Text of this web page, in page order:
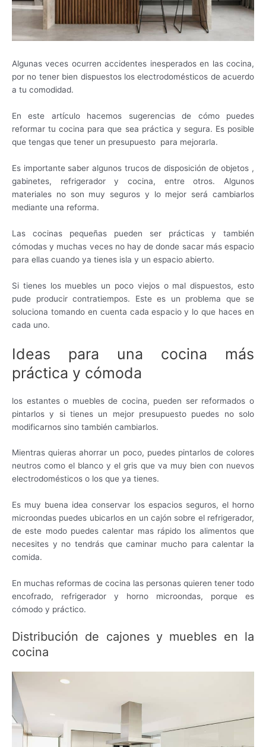
Algunas veces ocurren accidentes inesperados en las cocina,
por no tener bien dispuestos los electrodomésticos de acuerdo
a tu comodidad.
En este artículo hacemos sugerencias de cómo puedes
reformar tu cocina para que sea práctica y segura. Es posible
que tengas que tener un presupuesto para mejorarla.
Es importante saber algunos trucos de disposición de objetos ,
gabinetes, refrigerador y cocina, entre otros. Algunos
materiales no son muy seguros y lo mejor será cambiarlos
mediante una reforma.
Las cocinas pequeñas pueden ser prácticas y también
cómodas y muchas veces no hay de donde sacar más espacio
para ellas cuando ya tienes isla y un espacio abierto.
Si tienes los muebles un poco viejos o mal dispuestos, esto
pude producir contratiempos. Este es un problema que se
soluciona tomando en cuenta cada espacio y lo que haces en
cada uno.
Ideas para una cocina más
práctica y cómoda
los estantes o muebles de cocina, pueden ser reformados o
pintarlos y si tienes un mejor presupuesto puedes no solo
modificarnos sino también cambiarlos.
Mientras quieras ahorrar un poco, puedes pintarlos de colores
neutros como el blanco y el gris que va muy bien con nuevos
electrodomésticos o los que ya tienes.
Es muy buena idea conservar los espacios seguros, el horno
microondas puedes ubicarlos en un cajón sobre el refrigerador,
de este modo puedes calentar mas rápido los alimentos que
necesites y no tendrás que caminar mucho para calentar la
comida.
En muchas reformas de cocina las personas quieren tener todo
encofrado, refrigerador y horno microondas, porque es
cómodo y práctico.
Distribución de cajones y muebles en la
cocina